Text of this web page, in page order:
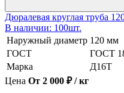
Дюралевая круглая труба
В наличии: 100шт.
Наружный диаметр 120 мм
ГОСТ
ГОСТ
Марка
Д16Т
Цена От 2 000 ₽ / кг